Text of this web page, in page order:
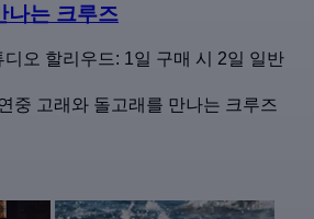
나는 크루즈
디오 할리우드: 1일 구매 시 2일 일반
중 고래와 돌고래를 만나는 크루즈